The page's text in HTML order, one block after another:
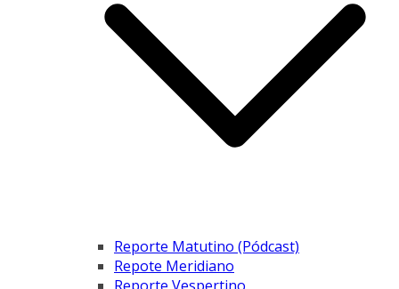
Reporte Matutino (Pódcast)
Repote Meridiano